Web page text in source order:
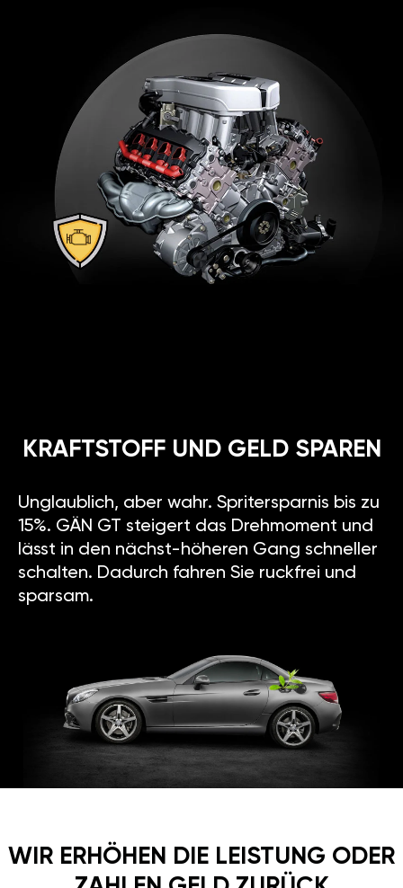
KRAFTSTOFF UND GELD SPAREN
Unglaublich, aber wahr. Spritersparnis bis zu
15%. GÄN GT steigert das Drehmoment und
lässt in den nächst-höheren Gang schneller
schalten. Dadurch fahren Sie ruckfrei und
sparsam.
WIR ERHÖHEN DIE LEISTUNG ODER